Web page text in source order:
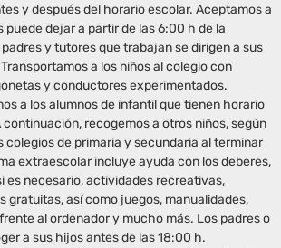
y después del horario escolar. Aceptamos a
puede dejar a partir de las 6:00 h de la
y tutores que trabajan se dirigen a sus
a los niños al colegio con
y conductores experimentados.
a los alumnos de infantil que tienen horario
recogemos a otros niños, según
colegios de primaria y secundaria al terminar
extraescolar incluye ayuda con los deberes,
es necesario, actividades recreativas,
gratuitas, así como juegos, manualidades,
al ordenador y mucho más. Los padres o
a sus hijos antes de las 18:00 h.